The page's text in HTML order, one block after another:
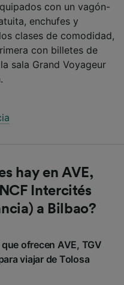
con un vagón-
enchufes y
clases de comodidad,
con billetes de
sala Grand Voyageur
hay en AVE,
Intercités
a Bilbao?
ofrecen AVE, TGV
viajar de Tolosa